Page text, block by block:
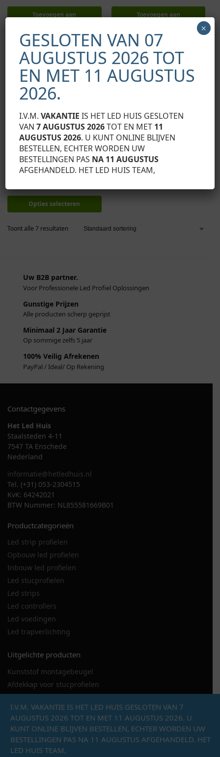
Toevoegen aan
Toevoegen aan
INBOUW LED PROFIELEN,LED
PROFIEL OPLOSSINGEN,OPBOUW
LED PROFIELEN
LED PROFIEL LED LINE 400
Opties selecteren
Toont alle 7 resultaten
Uw B2B partner.
Voor Professionele Led Profiel Oplossingen
Gunstige Prijzen
Alle producten scherp geprijst
Minimaal 2 Jaar Garantie
Op sommige zelfs 5 jaar
100% Veilig Afrekenen
PayPal / Ideal/ Op Rekening
Contactgegevens
Het Led Huis
Staalsteden 4-11
7547 TA Enschede
Nederland
informatie@hetledhuis.nl
Tel. (+31) 053-2304515
KvK: 64242021
BTW Nummer: NL855581669B01
Productcategorieën
Led strip profielen
Opbouw led profielen
Inbouw led profielen
Led stucprofielen
Led strips
Led controllers
Led voedingen
Led trapverlichting
Uitgelichte producten
Kunststof montagebeugel
Afdekkap voor stucprofielen
LED strip 120LED
LED stucprofiel DSL
Metalen montagebeugel hoekprofiel
Eindkap met draaddoorvoer
LED Line 150 hoekprofiel
I.V.M. VAKANTIE IS HET LED HUIS GESLOTEN VAN 7
AUGUSTUS 2026 TOT EN MET 11 AUGUSTUS 2026. U
KUNT ONLINE BLIJVEN BESTELLEN, ECHTER WORDEN UW
BESTELLINGEN PAS NA 11 AUGUSTUS AFGEHANDELD. HET
LED HUIS TEAM,
GESLOTEN VAN 07
AUGUSTUS 2026 TOT
EN MET 11 AUGUSTUS
2026.
I.V.M.VAKANTIE IS HET LED HUIS GESLOTEN
VAN7 AUGUSTUS 2026TOT EN MET 11
AUGUSTUS 2026. U KUNT ONLINE BLIJVEN
BESTELLEN, ECHTER WORDEN UW
BESTELLINGEN PAS NA 11 AUGUSTUS
AFGEHANDELD. HET LED HUIS TEAM,
×